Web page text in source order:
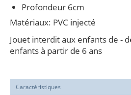
Profondeur 6cm
Matériaux: PVC injecté
Jouet interdit aux enfants de -
enfants à partir de 6 ans
Caractéristiques